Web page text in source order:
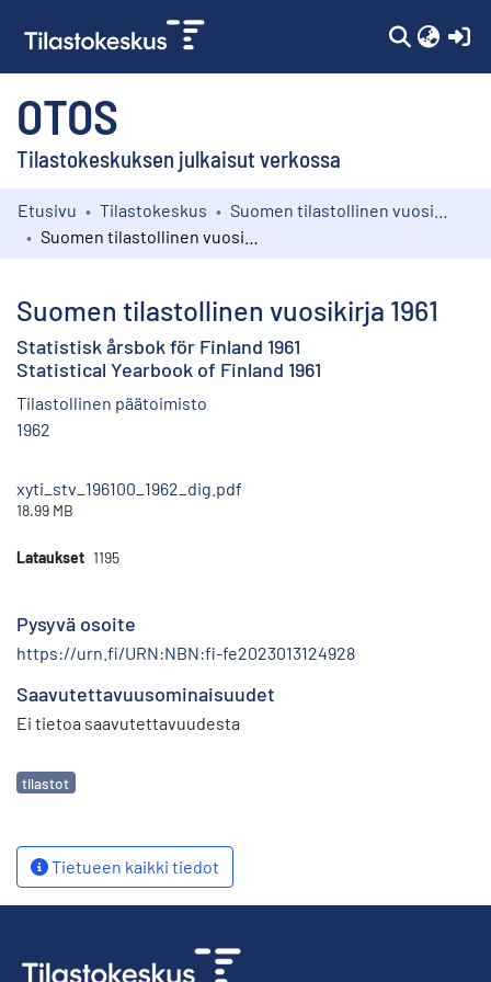
OTOS
Tilastokeskuksen julkaisut verkossa
Kokoelmat
Etusivu Tilastokeskus
Suomen tilastollinen vuosikirja 1961
Statistisk årsbok för Finland 1961
Statistical Yearbook of Finland 1961
Tilastollinen päätoimisto
1962
xyti_stv_196100_1962_dig.pdf
18.99 MB
Lataukset 1195
Pysyvä osoite
https://urn.fi/URN:NBN:fi-fe2023013124928
Saavutettavuusominaisuudet
Ei tietoa saavutettavuudesta
Avainsanat
tilastot
Tietueen kaikki tiedot